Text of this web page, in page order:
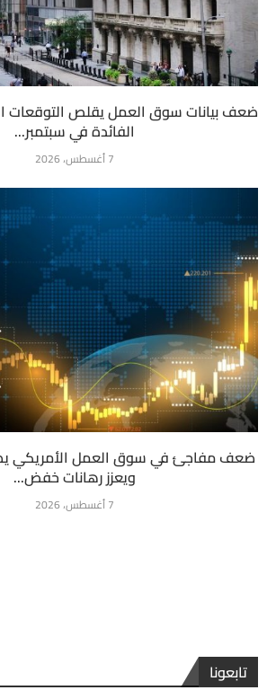
ضعف بيانات سوق العمل يقلص التوقعات
الفائدة في سبتمبر...
7 أغسطس، 2026
ضعف مفاجئ في سوق العمل الأمريكي
ويعزز رهانات خفض...
7 أغسطس، 2026
تابعونا